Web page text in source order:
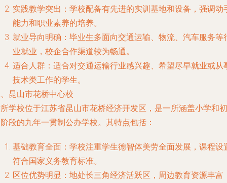
实践教学突出：学校配备有先进的实训基地和设备，强调动
能力和职业素养的培养。
就业导向明确：毕业生多面向交通运输、物流、汽车服务等
业就业，校企合作渠道较为畅通。
适合人群：适合对交通运输行业感兴趣、希望尽早就业或从
技术类工作的学生。
昆山市花桥中心校
学校位于江苏省昆山市花桥经济开发区，是一所涵盖小学和初
段的九年一贯制公办学校。其特点包括：
基础教育全面：学校注重学生德智体美劳全面发展，课程设
符合国家义务教育标准。
区位优势明显：地处长三角经济活跃区，周边教育资源丰富